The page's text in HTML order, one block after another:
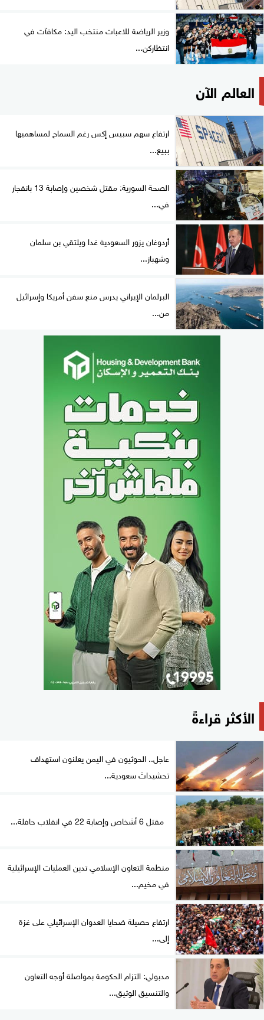
وزير الرياضة للاعبات منتخب اليد: مكافآت في
انتظاركن...
العالم الآن
ارتفاع سهم سبيس إكس رغم السماح لمساهميها
ببيع...
الصحة السورية: مقتل شخصين وإصابة 13 بانفجار
في...
أردوغان يزور السعودية غدا ويلتقي بن سلمان
وشهباز...
البرلمان الإيراني يدرس منع سفن أمريكا وإسرائيل
من...
الأكثر قراءةً
عاجل.. الحوثيون في اليمن يعلنون استهداف
تحشيداتَ سعودية...
مقتل 6 أشخاص وإصابة 22 في انقلاب حافلة...
منظمة التعاون الإسلامي تدين العمليات الإسرائيلية
في مخيم...
ارتفاع حصيلة ضحايا العدوان الإسرائيلي على غزة
إلى...
مدبولي: التزام الحكومة بمواصلة أوجه التعاون
والتنسيق الوثيق...